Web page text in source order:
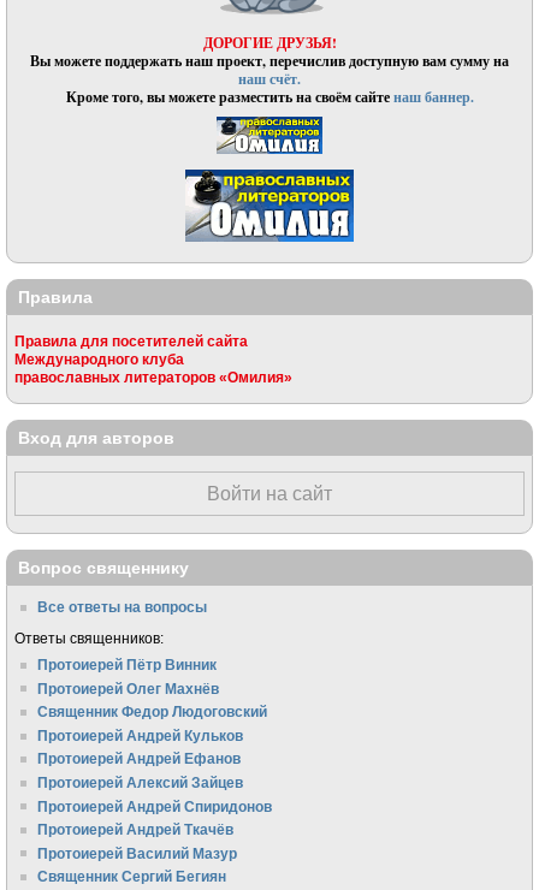
ДОРОГИЕ ДРУЗЬЯ!
Вы можете поддержать наш проект, перечислив доступную вам сумму на
наш счёт.
Кроме того, вы можете разместить на своём сайтенаш баннер.
Правила
Правила для посетителей сайта
Международного клуба
православных литераторов «Омилия»
Вход для авторов
Войти на сайт
Вопрос священнику
Все ответы на вопросы
Ответы священников:
Протоиерей Пётр Винник
Протоиерей Олег Махнёв
Священник Федор Людоговский
Протоиерей Андрей Кульков
Протоиерей Андрей Ефанов
Протоиерей Алексий Зайцев
Протоиерей Андрей Спиридонов
Протоиерей Андрей Ткачёв
Протоиерей Василий Мазур
Священник Сергий Бегиян